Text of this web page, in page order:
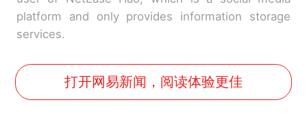
platform and only provides information storage
services.
打开网易新闻，阅读体验更佳